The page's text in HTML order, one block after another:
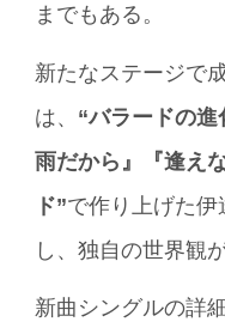
までもある。
新たなステージで
は、 “バラードの進
雨だから』『逢え
ド”で作り上げた
し、独自の世界観
新曲シングルの詳